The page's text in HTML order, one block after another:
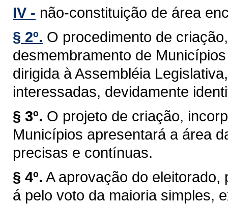
IV - não-constituição de área
§ 2º. O procedimento de
desmembramento de
dirigida à Assembléia
interessadas, devidamente
§ 3º. O projeto de criação,
Municípios apresentará a área
precisas e contínuas.
§ 4º. A aprovação do eleitorado,
á pelo voto da maioria simples,